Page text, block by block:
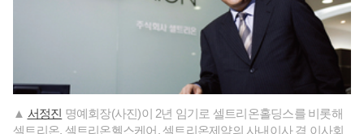
▲ 서정진 명예회장(사진)이 2년 임기로 셀트리온홀딩스를 비롯해
셀트리온, 셀트리온헬스케어, 셀트리온제약의 사내이사 겸 이사회